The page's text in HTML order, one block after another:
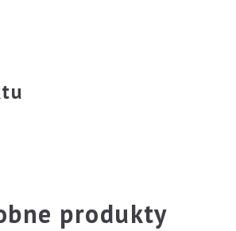
produkty